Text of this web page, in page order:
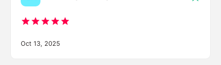
Oct 13, 2025